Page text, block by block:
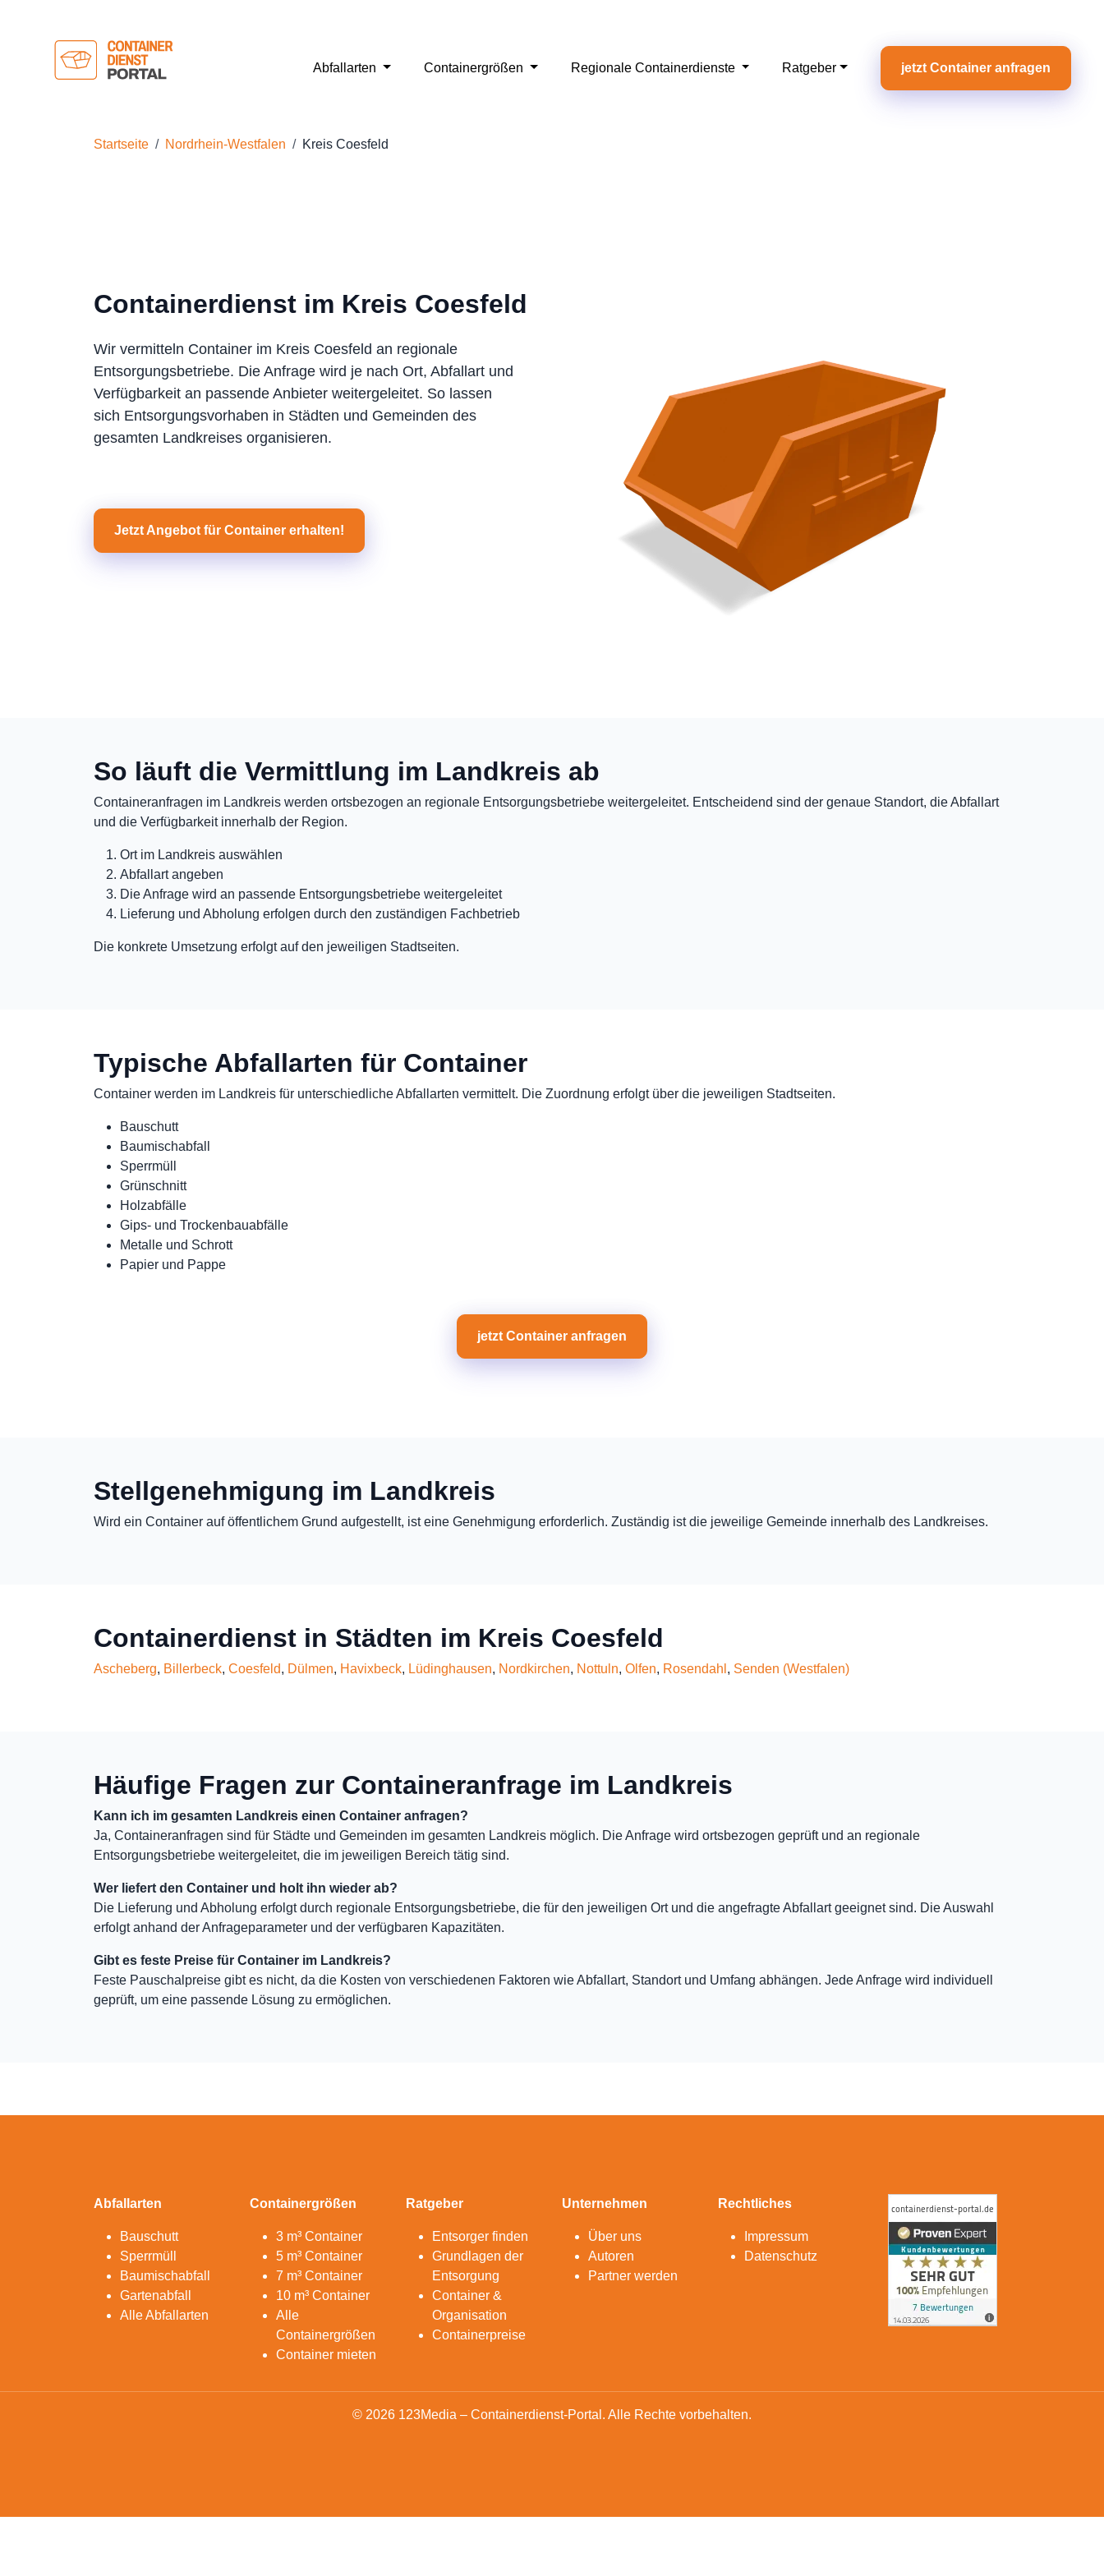
Abfallarten Containergrößen Regionale Containerdienste Ratgeber jetzt Container anfragen
Startseite Nordrhein-Westfalen Kreis Coesfeld
Containerdienst im Kreis Coesfeld
Wir vermitteln Container im Kreis Coesfeld an regionale
Entsorgungsbetriebe. Die Anfrage wird je nach Ort, Abfallart und
Verfügbarkeit an passende Anbieter weitergeleitet. So lassen
sich Entsorgungsvorhaben in Städten und Gemeinden des
gesamten Landkreises organisieren.
Jetzt Angebot für Container erhalten!
So läuft die Vermittlung im Landkreis ab
Containeranfragen im Landkreis werden ortsbezogen an regionale Entsorgungsbetriebe weitergeleitet. Entscheidend sind der genaue Standort, die Abfallart
und die Verfügbarkeit innerhalb der Region.
Ort im Landkreis auswählen
Abfallart angeben
Die Anfrage wird an passende Entsorgungsbetriebe weitergeleitet
Lieferung und Abholung erfolgen durch den zuständigen Fachbetrieb
Die konkrete Umsetzung erfolgt auf den jeweiligen Stadtseiten.
Typische Abfallarten für Container
Container werden im Landkreis für unterschiedliche Abfallarten vermittelt. Die Zuordnung erfolgt über die jeweiligen Stadtseiten.
Bauschutt
Baumischabfall
Sperrmüll
Grünschnitt
Holzabfälle
Gips- und Trockenbauabfälle
Metalle und Schrott
Papier und Pappe
jetzt Container anfragen
Stellgenehmigung im Landkreis
Wird ein Container auf öffentlichem Grund aufgestellt, ist eine Genehmigung erforderlich. Zuständig ist die jeweilige Gemeinde innerhalb des Landkreises.
Containerdienst in Städten im Kreis Coesfeld
Ascheberg, Billerbeck, Coesfeld, Dülmen, Havixbeck, Lüdinghausen, Nordkirchen, Nottuln, Olfen, Rosendahl , Senden (Westfalen)
Häufige Fragen zur Containeranfrage im Landkreis
Kann ich im gesamten Landkreis einen Container anfragen?
Ja, Containeranfragen sind für Städte und Gemeinden im gesamten Landkreis möglich. Die Anfrage wird ortsbezogen geprüft und an regionale
Entsorgungsbetriebe weitergeleitet, die im jeweiligen Bereich tätig sind.
Wer liefert den Container und holt ihn wieder ab?
Die Lieferung und Abholung erfolgt durch regionale Entsorgungsbetriebe, die für den jeweiligen Ort und die angefragte Abfallart geeignet sind. Die Auswahl
erfolgt anhand der Anfrageparameter und der verfügbaren Kapazitäten.
Gibt es feste Preise für Container im Landkreis?
Feste Pauschalpreise gibt es nicht, da die Kosten von verschiedenen Faktoren wie Abfallart, Standort und Umfang abhängen. Jede Anfrage wird individuell
geprüft, um eine passende Lösung zu ermöglichen.
Abfallarten
Bauschutt
Sperrmüll
Baumischabfall
Gartenabfall
Alle Abfallarten
Containergrößen
3 m³ Container
5 m³ Container
7 m³ Container
10 m³ Container
Alle
Containergrößen
Container mieten
Ratgeber
Entsorger finden
Grundlagen der
Entsorgung
Container &
Organisation
Containerpreise
Unternehmen
Über uns
Autoren
Partner werden
Rechtliches
Impressum
Datenschutz
© 2026 123Media – Containerdienst-Portal. Alle Rechte vorbehalten.